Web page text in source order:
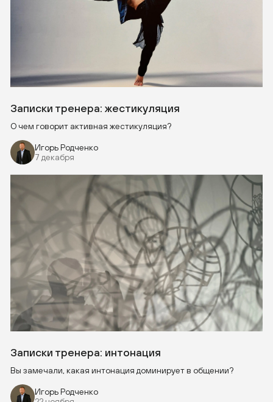
Записки тренера: жестикуляция
О чем говорит активная жестикуляция?
Игорь Родченко
7 декабря
Записки тренера: интонация
Вы замечали, какая интонация доминирует в общении?
Игорь Родченко